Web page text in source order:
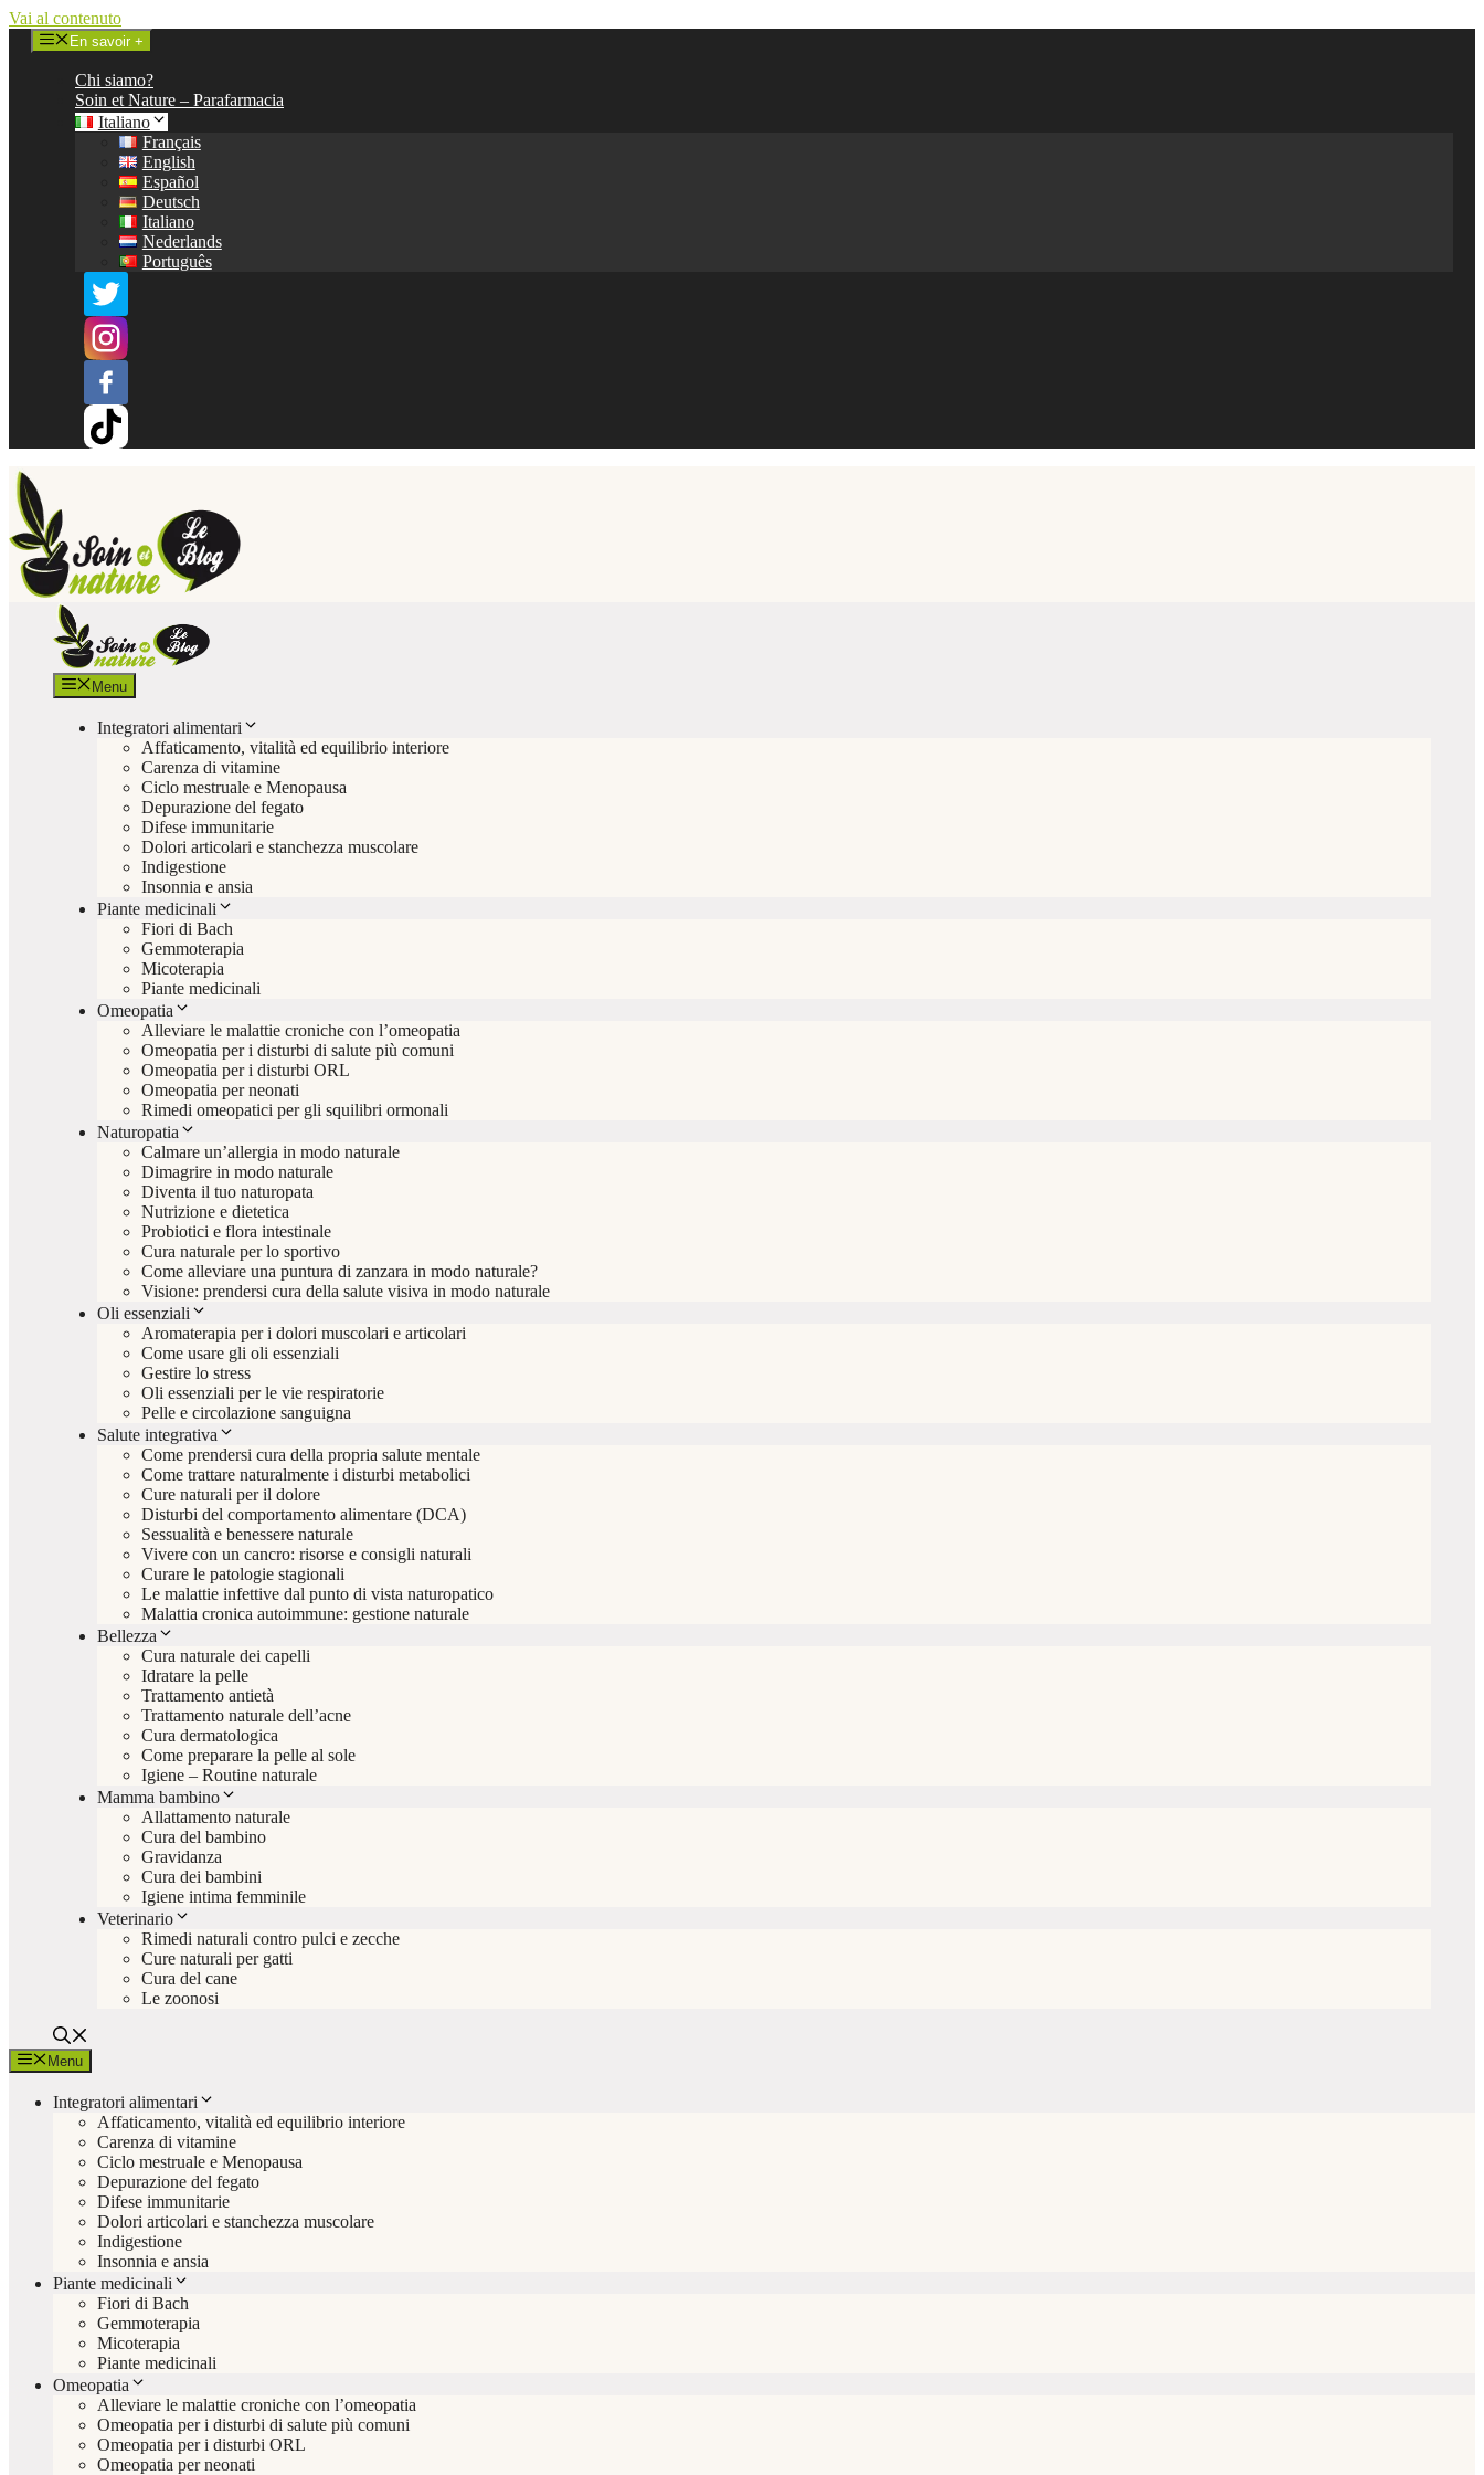
Vai al contenuto
En savoir +
Chi siamo?
Soin et Nature – Parafarmacia
Italiano
Français
English
Español
Deutsch
Italiano
Nederlands
Português
Menu
Integratori alimentari
Affaticamento, vitalità ed equilibrio interiore
Carenza di vitamine
Ciclo mestruale e Menopausa
Depurazione del fegato
Difese immunitarie
Dolori articolari e stanchezza muscolare
Indigestione
Insonnia e ansia
Piante medicinali
Fiori di Bach
Gemmoterapia
Micoterapia
Piante medicinali
Omeopatia
Alleviare le malattie croniche con l’omeopatia
Omeopatia per i disturbi di salute più comuni
Omeopatia per i disturbi ORL
Omeopatia per neonati
Rimedi omeopatici per gli squilibri ormonali
Naturopatia
Calmare un’allergia in modo naturale
Dimagrire in modo naturale
Diventa il tuo naturopata
Nutrizione e dietetica
Probiotici e flora intestinale
Cura naturale per lo sportivo
Come alleviare una puntura di zanzara in modo naturale?
Visione: prendersi cura della salute visiva in modo naturale
Oli essenziali
Aromaterapia per i dolori muscolari e articolari
Come usare gli oli essenziali
Gestire lo stress
Oli essenziali per le vie respiratorie
Pelle e circolazione sanguigna
Salute integrativa
Come prendersi cura della propria salute mentale
Come trattare naturalmente i disturbi metabolici
Cure naturali per il dolore
Disturbi del comportamento alimentare (DCA)
Sessualità e benessere naturale
Vivere con un cancro: risorse e consigli naturali
Curare le patologie stagionali
Le malattie infettive dal punto di vista naturopatico
Malattia cronica autoimmune: gestione naturale
Bellezza
Cura naturale dei capelli
Idratare la pelle
Trattamento antietà
Trattamento naturale dell’acne
Cura dermatologica
Come preparare la pelle al sole
Igiene – Routine naturale
Mamma bambino
Allattamento naturale
Cura del bambino
Gravidanza
Cura dei bambini
Igiene intima femminile
Veterinario
Rimedi naturali contro pulci e zecche
Cure naturali per gatti
Cura del cane
Le zoonosi
Menu
Integratori alimentari
Affaticamento, vitalità ed equilibrio interiore
Carenza di vitamine
Ciclo mestruale e Menopausa
Depurazione del fegato
Difese immunitarie
Dolori articolari e stanchezza muscolare
Indigestione
Insonnia e ansia
Piante medicinali
Fiori di Bach
Gemmoterapia
Micoterapia
Piante medicinali
Omeopatia
Alleviare le malattie croniche con l’omeopatia
Omeopatia per i disturbi di salute più comuni
Omeopatia per i disturbi ORL
Omeopatia per neonati